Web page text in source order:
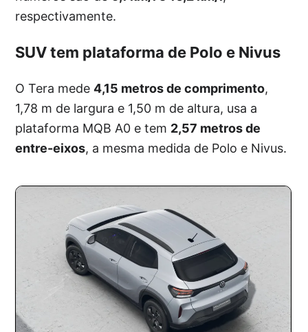
respectivamente.
SUV tem plataforma de Polo e Nivus
O Tera mede4,15 metros de comprimento,
1,78 m de largura e 1,50 m de altura, usa a
plataforma MQB A0 e tem 2,57 metros de
entre-eixos, a mesma medida de Polo e Nivus.